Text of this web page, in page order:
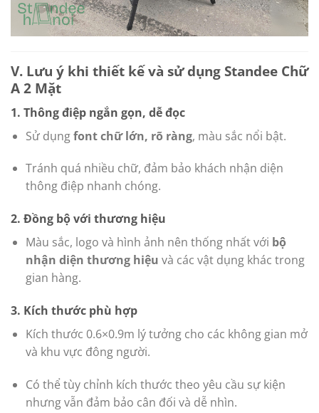
V. Lưu ý khi thiết kế và sử dụng Standee Chữ
A 2 Mặt
1. Thông điệp ngắn gọn, dễ đọc
Sử dụngfont chữ lớn, rõ ràng, màu sắc nổi bật.
Tránh quá nhiều chữ, đảm bảo khách nhận diện
thông điệp nhanh chóng.
2. Đồng bộ với thương hiệu
Màu sắc, logo và hình ảnh nên thống nhất với bộ
nhận diện thương hiệu và các vật dụng khác trong
gian hàng.
3. Kích thước phù hợp
Kích thước 0.6×0.9m lý tưởng cho các không gian mở
và khu vực đông người.
Có thể tùy chỉnh kích thước theo yêu cầu sự kiện
nhưng vẫn đảm bảo cân đối và dễ nhìn.